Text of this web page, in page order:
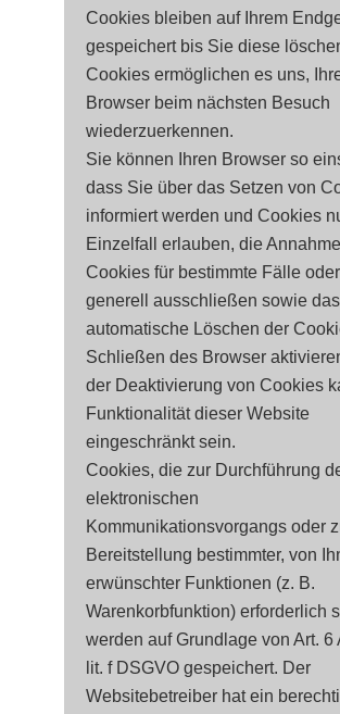
Cookies bleiben auf Ihrem
gespeichert bis Sie diese
Cookies ermöglichen es uns,
Browser beim nächsten Besuch
wiederzuerkennen.
Sie können Ihren Browser so
dass Sie über das Setzen von
informiert werden und Cookies
Einzelfall erlauben, die
Cookies für bestimmte Fälle oder
generell ausschließen sowie das
automatische Löschen der
Schließen des Browser
der Deaktivierung von Cookies
Funktionalität dieser Website
eingeschränkt sein.
Cookies, die zur Durchführung
elektronischen
Kommunikationsvorgangs oder
Bereitstellung bestimmter, von
erwünschter Funktionen (z. B.
Warenkorbfunktion) erforderlich
werden auf Grundlage von Art. 6
lit. f DSGVO gespeichert. Der
Websitebetreiber hat ein